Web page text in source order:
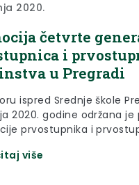
2020.
četvrte
i
u Pregradi
ispred Srednje škole
2020. godine održana
prvostupnika i
Osijek.
više